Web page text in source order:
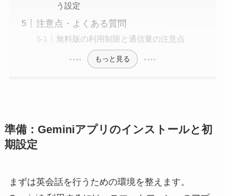
う設定
注意点・よくある質問
無料版の利用制限と通信量の注意点
もっと見る
準備：Geminiアプリのインストールと初
期設定
まずは英会話を行うための環境を整えます。